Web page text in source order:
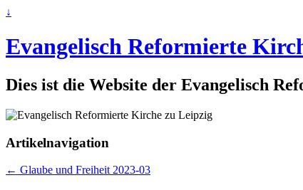
↓
Evangelisch Reformierte
Dies ist die Website der Evangelisch
Artikelnavigation
← Glaube und Freiheit 2023-03